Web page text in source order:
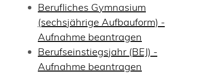
Berufliches Gymnasium
(sechsjährige Aufbauform) -
Aufnahme beantragen
Berufseinstiegsjahr (BEJ) -
Aufnahme beantragen